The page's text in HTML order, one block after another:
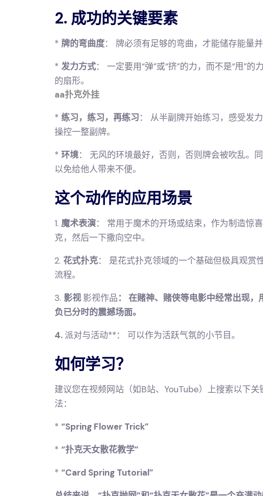
2. 成功的关键要素
* 牌的弯曲度： 牌必须有足够的弯曲，才能储存能量
* 发力方式： 一定要用“弹”或“挤”的力，而不是“甩”
的扇形。
aa扑克外挂
* 练习，练习，再练习： 从半副牌开始练习，感受发
操控一整副牌。
* 环境： 无风的环境最好，否则，否则牌会被吹乱。
以免给他人带来不便。
这个动作的应用场景
1. 魔术表演： 常用于魔术的开场或结束，作为制造惊
克，然后一下撒向空中。
2. 花式扑克： 是花式扑克领域的一个基础但极具观赏
流程。
3. 影视 影视作品： 在赌神、赌侠等电影中经常出现
负已分时的震撼场面。
4. 派对与活动**： 可以作为活跃气氛的小节目。
如何学习？
建议您在视频网站（如B站、YouTube）上搜索以下
法：
* “Spring Flower Trick”
* “扑克天女散花教学”
* “Card Spring Tutorial”